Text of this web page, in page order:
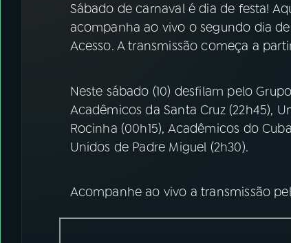
YouTube Facebook
Instagram X
Sábado de carnaval é dia de festa!
acompanha ao vivo o segundo dia
Acesso. A transmissão começa a
Neste sábado (10) desfilam pelo
Acadêmicos da Santa Cruz (22h45),
Rocinha (00h15), Acadêmicos do
Unidos de Padre Miguel (2h30).
Acompanhe ao vivo a transmissão